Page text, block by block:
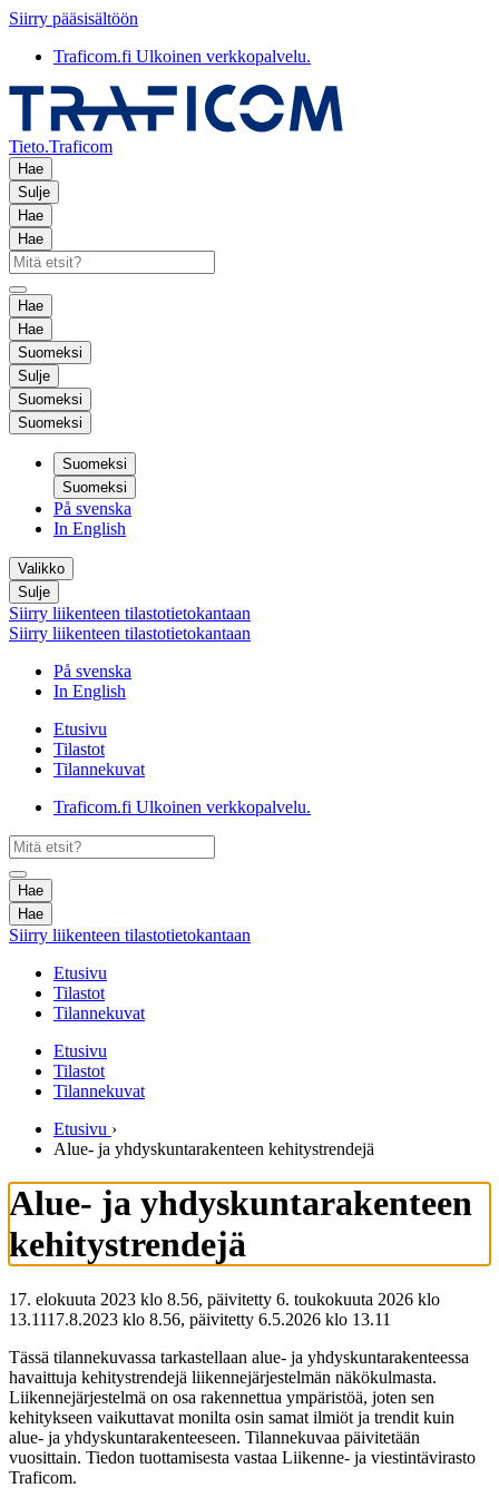
Siirry pääsisältöön
Traficom.fi Ulkoinen verkkopalvelu.
Tieto.Traficom
Hae
Sulje
Hae
Hae
Hae
Hae
Suomeksi
Sulje
Suomeksi
Suomeksi
Suomeksi
Suomeksi
På svenska
In English
Valikko
Sulje
Siirry liikenteen tilastotietokantaan
Siirry liikenteen tilastotietokantaan
På svenska
In English
Etusivu
Tilastot
Tilannekuvat
Traficom.fi Ulkoinen verkkopalvelu.
Hae
Hae
Siirry liikenteen tilastotietokantaan
Etusivu
Tilastot
Tilannekuvat
Etusivu
Tilastot
Tilannekuvat
Etusivu ›
Alue- ja yhdyskuntarakenteen kehitystrendejä
Alue- ja yhdyskuntarakenteen
kehitystrendejä
17. elokuuta 2023 klo 8.56, päivitetty 6. toukokuuta 2026 klo
13.1117.8.2023 klo 8.56, päivitetty 6.5.2026 klo 13.11
Tässä tilannekuvassa tarkastellaan alue- ja yhdyskuntarakenteessa
havaittuja kehitystrendejä liikennejärjestelmän näkökulmasta.
Liikennejärjestelmä on osa rakennettua ympäristöä, joten sen
kehitykseen vaikuttavat monilta osin samat ilmiöt ja trendit kuin
alue- ja yhdyskuntarakenteeseen. Tilannekuvaa päivitetään
vuosittain. Tiedon tuottamisesta vastaa Liikenne- ja viestintävirasto
Traficom.